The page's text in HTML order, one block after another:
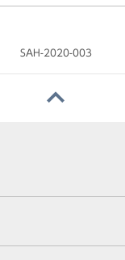
SAH-2020-003